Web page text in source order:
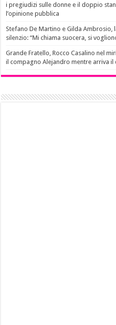
i pregiudizi sulle donne e il doppio
l’opinione pubblica
Stefano De Martino e Gilda Ambrosio,
silenzio: “Mi chiama suocera, si
Grande Fratello, Rocco Casalino nel
il compagno Alejandro mentre arriva il